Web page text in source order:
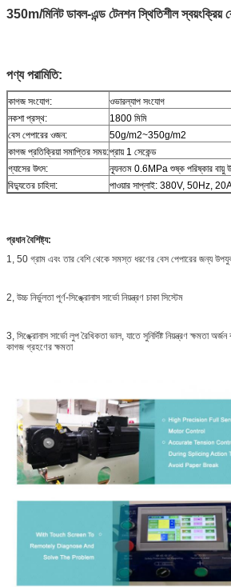
350m/মিনিট ডাবল-এন্ড টেনশন স্থিতিশীল স্বয়ংক্রিয়
পণ্য পরামিতি:
কাগজ সংযোগ:
ওভারল্যাপ সংযোগ
নকশা প্রস্থ:
1800 মিমি
বেস পেপারের ওজন:
50g/m2~350g/m2
কাগজ প্রতিক্রিয়া সমাপ্তির সময়:প্রায় 1 সেকেন্ড
গ্যাসের উৎস:
ন্যূনতম 0.6MPa শুষ্ক পরিষ্কার বায়ু
বিদ্যুতের চাহিদা:
পাওয়ার সাপ্লাই: 380V, 50Hz,
প্রধান বৈশিষ্ট্য:
1, 50 গ্রাম এবং তার বেশি থেকে সমস্ত ধরণের বেস পেপারের জন্য
2, উচ্চ নির্ভুলতা পূর্ণ-সিঙ্ক্রোনাস সার্ভো নিয়ন্ত্রণ চাকা সিস্টেম
3, সিঙ্ক্রোনাস সার্ভো লুপ রৈখিকতা ভাল, যাতে সুনির্দিষ্ট নিয়ন্ত্রণ ক্ষমতা
কাগজ গ্রহণের ক্ষমতা